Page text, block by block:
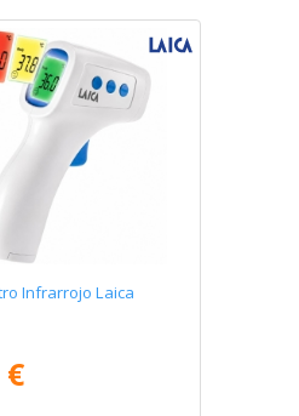
Infrarrojo Laica
€